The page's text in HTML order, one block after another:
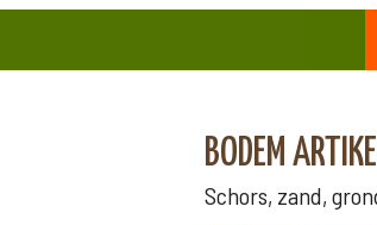
BODEM
Schors, zand,